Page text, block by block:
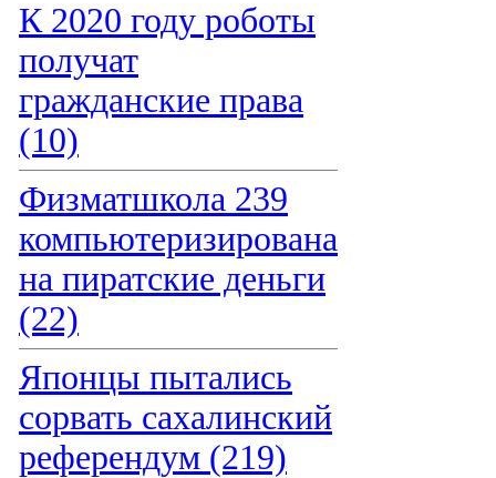
К 2020 году роботы
получат
гражданские права
(10)
Физматшкола 239
компьютеризирована
на пиратские деньги
(22)
Японцы пытались
сорвать сахалинский
референдум (219)